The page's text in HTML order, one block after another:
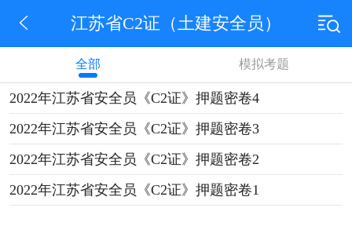
江苏省C2证（土建安全员）
全部 模拟考题
2022年江苏省安全员《C2证》押题密卷4
2022年江苏省安全员《C2证》押题密卷3
2022年江苏省安全员《C2证》押题密卷2
2022年江苏省安全员《C2证》押题密卷1